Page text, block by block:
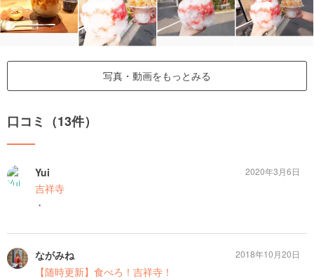
写真・動画をもっとみる
口コミ（13件）
Yui
吉祥寺
・
2020年3月6日
ながみね
【随時更新】食べろ！吉祥寺！
2018年10月20日